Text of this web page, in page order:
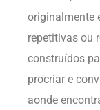
originalmente
repetitivas ou
construídos
procriar e
aonde